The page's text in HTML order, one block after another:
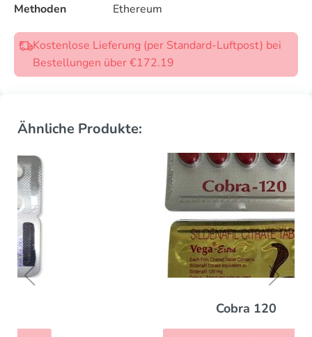
Methoden
Ethereum
Kostenlose Lieferung (per Standard-Luftpost) bei
Bestellungen über €172.19
Ähnliche Produkte: